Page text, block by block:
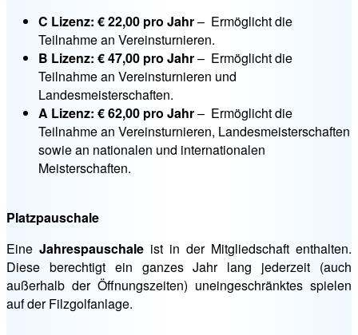
C Lizenz: € 22,00 pro Jahr– Ermöglicht die
Teilnahme an Vereinsturnieren.
B Lizenz: € 47,00 pro Jahr– Ermöglicht die
Teilnahme an Vereinsturnieren und
Landesmeisterschaften.
A Lizenz: € 62,00 pro Jahr– Ermöglicht die
Teilnahme an Vereinsturnieren, Landesmeisterschaften
sowie an nationalen und internationalen
Meisterschaften.
Platzpauschale
Eine Jahrespauschale ist in der Mitgliedschaft enthalten.
Diese berechtigt ein ganzes Jahr lang jederzeit (auch
außerhalb der Öffnungszeiten) uneingeschränktes spielen
auf der Filzgolfanlage.